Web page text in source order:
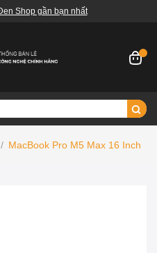
Shop gần bạn nhất
/ MacBook Pro M5 Max 16 Inch